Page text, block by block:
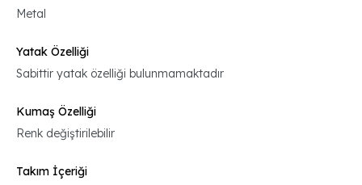
Metal
Yatak Özelliği
Sabittir yatak özelliği bulunmamaktadır
Kumaş Özelliği
Renk değiştirilebilir
Takım İçeriği